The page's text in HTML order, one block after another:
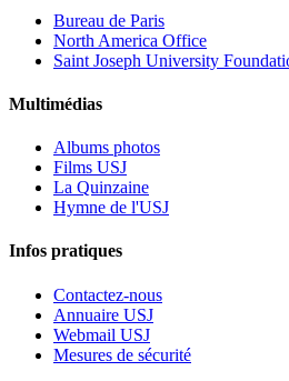
Bureau de Paris
North America Office
Saint Joseph University
Multimédias
Albums photos
Films USJ
La Quinzaine
Hymne de l'USJ
Infos pratiques
Contactez-nous
Annuaire USJ
Webmail USJ
Mesures de sécurité